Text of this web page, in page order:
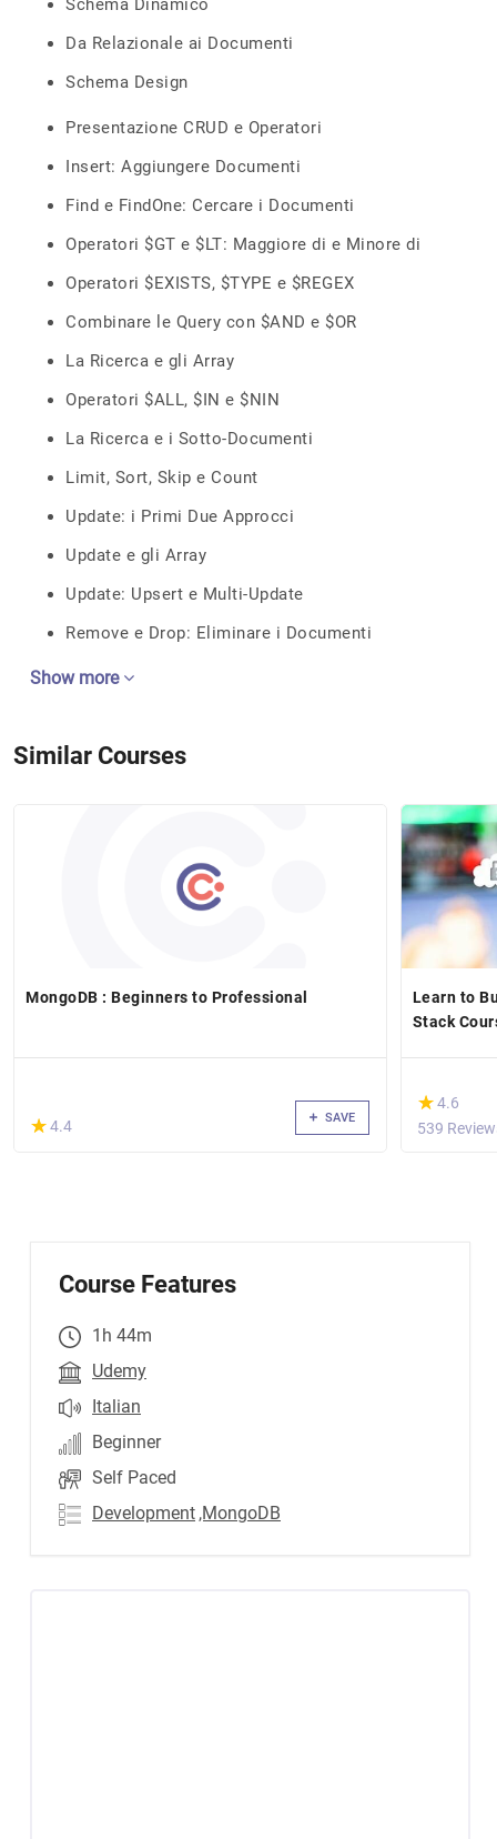
Schema Dinamico
Da Relazionale ai Documenti
Schema Design
Presentazione CRUD e Operatori
Insert: Aggiungere Documenti
Find e FindOne: Cercare i Documenti
Operatori $GT e $LT: Maggiore di e Minore di
Operatori $EXISTS, $TYPE e $REGEX
Combinare le Query con $AND e $OR
La Ricerca e gli Array
Operatori $ALL, $IN e $NIN
La Ricerca e i Sotto-Documenti
Limit, Sort, Skip e Count
Update: i Primi Due Approcci
Update e gli Array
Update: Upsert e Multi-Update
Remove e Drop: Eliminare i Documenti
Show more
Similar Courses
MongoDB : Beginners to Professional
(*)
★
★4.4 SAVE
Learn to
Stack
(*)
★
★4.6
539
Course Features
1h 44m
Udemy
Italian
Beginner
Self Paced
Development ,MongoDB